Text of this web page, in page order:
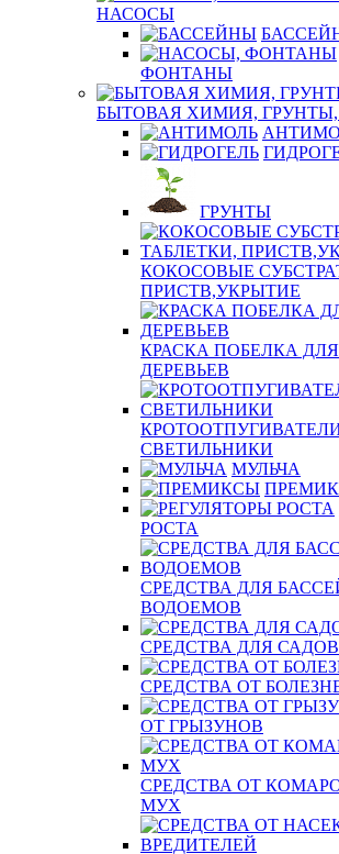
НАСОСЫ
ФОНТАНЫ
БЫТОВАЯ ХИМИЯ,
ГРУНТЫ
КОКОСОВЫЕ
ПРИСТВ,УКРЫТИЕ
КРАСКА ПОБЕЛКА
ДЕРЕВЬЕВ
СВЕТИЛЬНИКИ
МУЛЬЧА
РОСТА
СРЕДСТВА ДЛЯ
ВОДОЕМОВ
СРЕДСТВА ДЛЯ
СРЕДСТВА ОТ
ОТ ГРЫЗУНОВ
СРЕДСТВА ОТ
МУХ